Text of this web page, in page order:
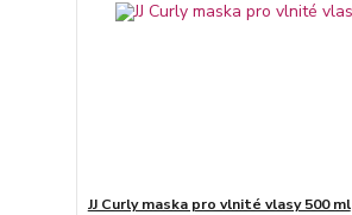
JJ Curly maska pro vlnité vlasy 500 ml